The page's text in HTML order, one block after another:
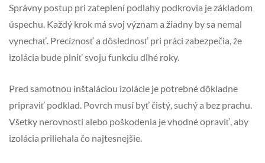
Správny postup pri zateplení podlahy podkrovia je základom
úspechu. Každý krok má svoj význam a žiadny by sa nemal
vynechať. Precíznosť a dôslednosť pri práci zabezpečia, že
izolácia bude plniť svoju funkciu dlhé roky.
Pred samotnou inštaláciou izolácie je potrebné dôkladne
pripraviť podklad. Povrch musí byť čistý, suchý a bez prachu.
Všetky nerovnosti alebo poškodenia je vhodné opraviť, aby
izolácia priliehala čo najtesnejšie.